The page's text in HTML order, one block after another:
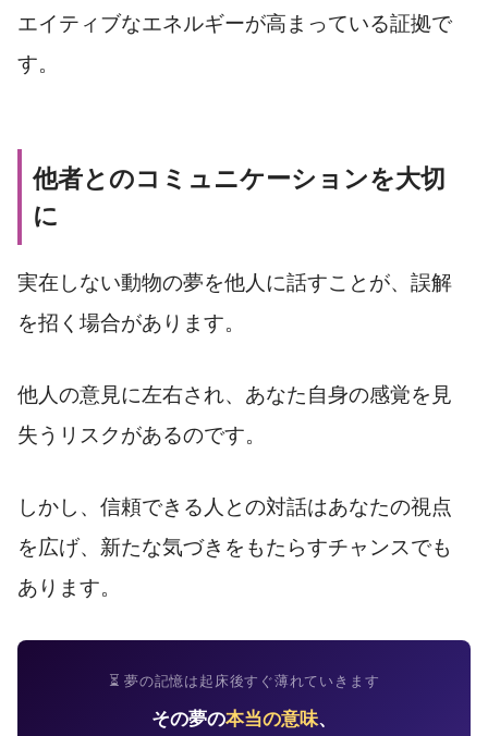
エイティブなエネルギーが高まっている証拠で
す。
他者とのコミュニケーションを大切
に
実在しない動物の夢を他人に話すことが、誤解
を招く場合があります。
他人の意見に左右され、あなた自身の感覚を見
失うリスクがあるのです。
しかし、信頼できる人との対話はあなたの視点
を広げ、新たな気づきをもたらすチャンスでも
あります。
⏳ 夢の記憶は起床後すぐ薄れていきます
その夢の本当の意味、